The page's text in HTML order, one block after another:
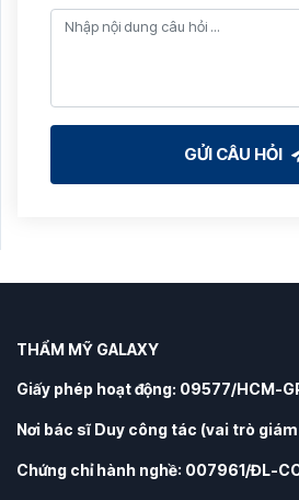
GỬI CÂU HỎI
THẨM MỸ GALAXY
Giấy phép hoạt động: 09577/HCM-
Nơi bác sĩ Duy công tác (vai trò
Chứng chỉ hành nghề: 007961/ĐL-